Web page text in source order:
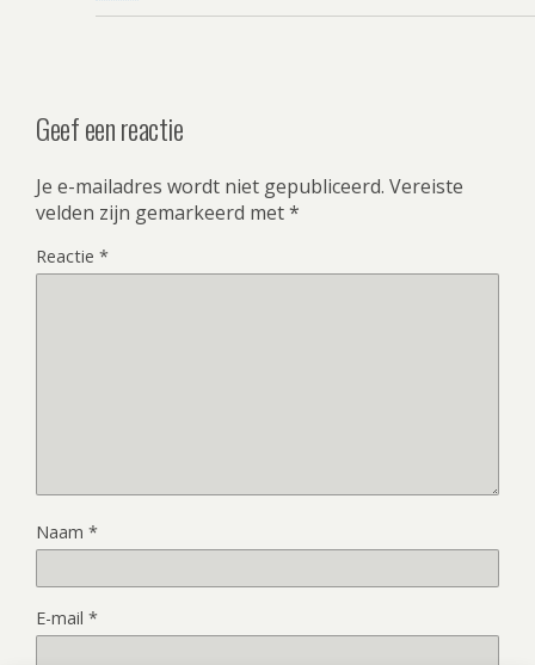
Geef een reactie
Je e-mailadres wordt niet gepubliceerd. Vereiste
velden zijn gemarkeerd met*
Reactie *
Naam *
E-mail *